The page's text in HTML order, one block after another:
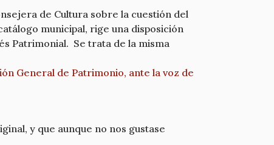
de Cultura sobre la cuestión del
municipal, rige una disposición
Patrimonial. Se trata de la misma
General de Patrimonio, ante la voz de
y que aunque no nos gustase